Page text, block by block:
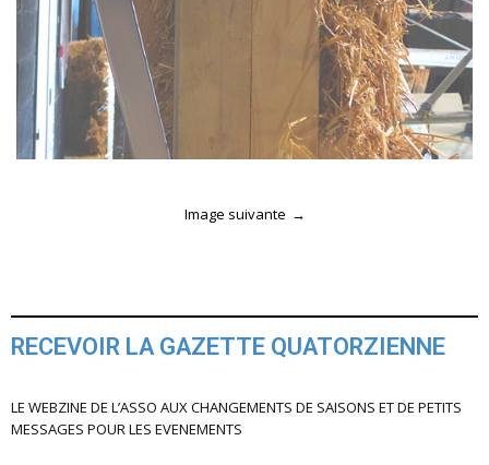
Image suivante
RECEVOIR LA GAZETTE QUATORZIENNE
LE WEBZINE DE L’ASSO AUX CHANGEMENTS DE SAISONS ET DE PETITS
MESSAGES POUR LES EVENEMENTS